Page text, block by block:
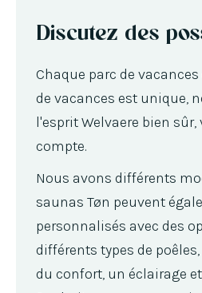
Discutez des
Chaque parc de
de vacances est unique,
l'esprit Welvaere bien
compte.
Nous avons différents
saunas Tøn peuvent
personnalisés avec des
différents types de
du confort, un éclairage